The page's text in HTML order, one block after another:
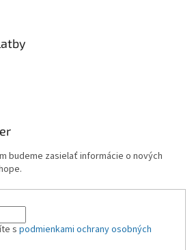
budeme zasielať informácie o nových
s podmienkami ochrany osobných